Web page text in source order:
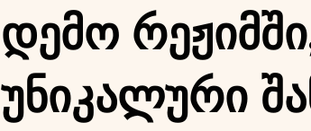
Დემო
Უნიკალური